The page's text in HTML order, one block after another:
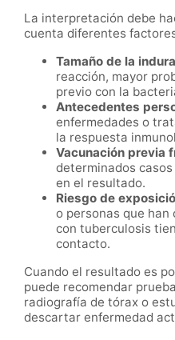
La interpretación debe
cuenta diferentes
Tamaño de la
reacción, mayor
previo con la
Antecedentes
enfermedades o
la respuesta
Vacunación previa
determinados
en el resultado.
Riesgo de
o personas que han
con tuberculosis
contacto.
Cuando el resultado es
puede recomendar
radiografía de tórax o
descartar enfermedad